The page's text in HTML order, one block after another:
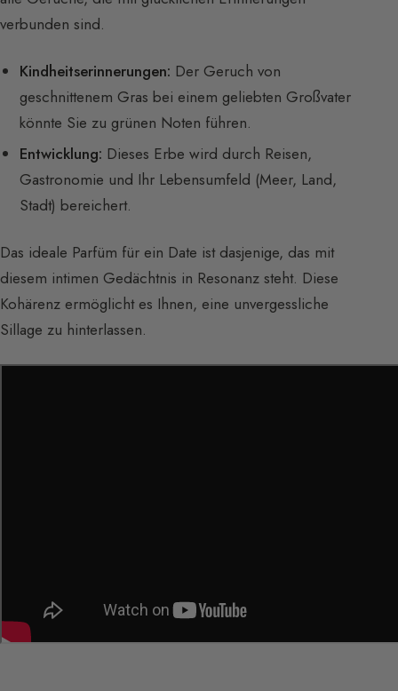
verbunden sind.
Kindheitserinnerungen: Der Geruch von
geschnittenem Gras bei einem geliebten Großvater
könnte Sie zu grünen Noten führen.
Entwicklung: Dieses Erbe wird durch Reisen,
Gastronomie und Ihr Lebensumfeld (Meer, Land,
Stadt) bereichert.
Das ideale Parfüm für ein Date ist dasjenige, das mit
diesem intimen Gedächtnis in Resonanz steht. Diese
Kohärenz ermöglicht es Ihnen, eine unvergessliche
Sillage zu hinterlassen.